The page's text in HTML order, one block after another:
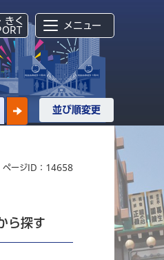
きく
メニュー
並び順変更
ページID：14658
ら探す